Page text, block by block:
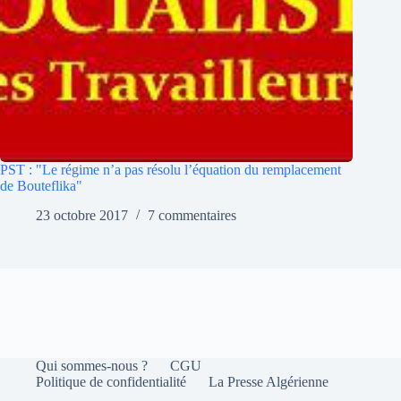
PST : "Le régime n’a pas résolu l’équation du remplacement
de Bouteflika"
23 octobre 2017
7 commentaires
Qui sommes-nous ?
CGU
Politique de confidentialité
La Presse Algérienne